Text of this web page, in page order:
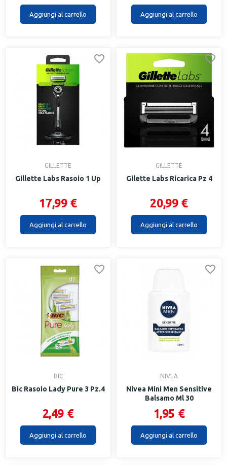
Aggiungi al carrello Aggiungi al carrello
GILLETTE
Gillette Labs Rasoio 1 Up
17,99 €
Aggiungi al carrello
GILLETTE
Gilette Labs Ricarica Pz 4
20,99 €
Aggiungi al carrello
BIC
Bic Rasoio Lady Pure 3 Pz.4
2,49 €
Aggiungi al carrello
NIVEA
Nivea Mini Men Sensitive
Balsamo Ml 30
1,95 €
Aggiungi al carrello